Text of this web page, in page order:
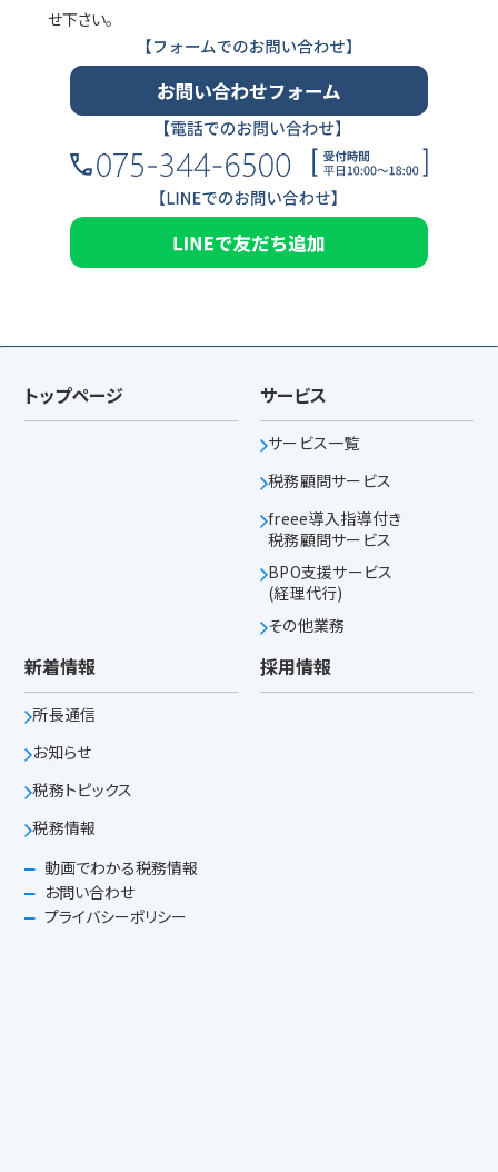
せ下さい。
トップページ サービス
サービス一覧
税務顧問サービス
freee導入指導付き
税務顧問サービス
BPO支援サービス
(経理代行)
その他業務
新着情報
所長通信
お知らせ
税務トピックス
税務情報
採用情報
動画でわかる税務情報
お問い合わせ
プライバシーポリシー